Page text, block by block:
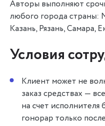
Авторы выполняют
любого города страны:
Казань, Рязань, Самара,
Условия
Клиент может не
заказ средствах —
на счет исполнителя
гонорар только